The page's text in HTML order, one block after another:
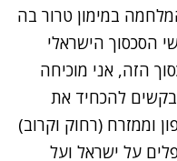
במימון טרור בה
הסכסוך הישראלי
הזה, אני מוכיחה
להכחיד את
וממזרח (רחוק וקרוב)
על ישראל ועל